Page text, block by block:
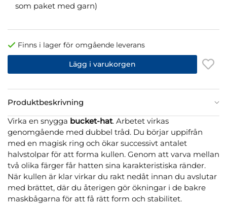
som paket med garn)
Finns i lager för omgående leverans
Lägg i varukorgen
Produktbeskrivning
Virka en snygga bucket-hat. Arbetet virkas
genomgående med dubbel tråd. Du börjar uppifrån
med en magisk ring och ökar successivt antalet
halvstolpar för att forma kullen. Genom att varva mellan
två olika färger får hatten sina karakteristiska ränder.
När kullen är klar virkar du rakt nedåt innan du avslutar
med brättet, där du återigen gör ökningar i de bakre
maskbågarna för att få rätt form och stabilitet.